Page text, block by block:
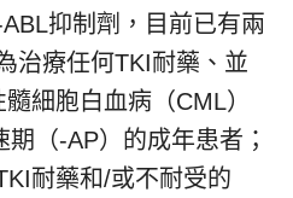
抑制劑，目前已有兩
治療任何TKI耐藥、並
細胞白血病（CML）
（-AP）的成年患者；
耐藥和/或不耐受的